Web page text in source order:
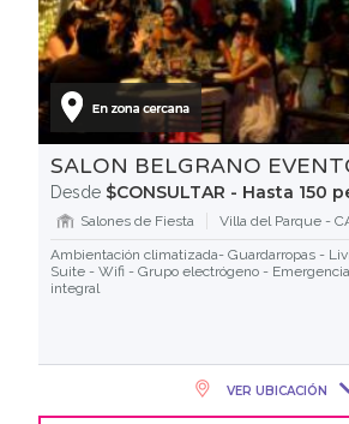
SALON BELGRANO
Desde $CONSULTAR - Hasta 150
Salones de Fiesta
Villa del Parque -
Ambientación climatizada- Guardarropas -
Suite - Wifi - Grupo electrógeno -
integral
VER UBICACIÓN